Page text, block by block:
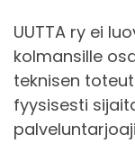
UUTTA ry ei
kolmansille
teknisen
fyysisesti